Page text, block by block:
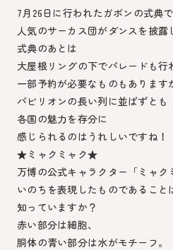
7月26日に行われたガボンの式典
人気のサーカス団がダンスを披露
式典のあとは
大屋根リングの下でパレードも行
一部予約が必要なものもあります
パビリオンの長い列に並ばずとも
各国の魅力を存分に
感じられるのはうれしいですね！
★ミャクミャク★
万博の公式キャラクター「ミャク
いのちを表現したものであること
知っていますか？
赤い部分は細胞、
胴体の青い部分は水がモチーフ。